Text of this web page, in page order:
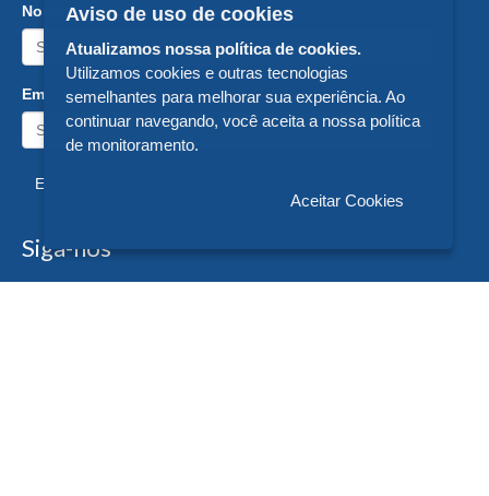
Nome:
Email:
Enviar
Siga-nos
Aviso de uso de cookies
Atualizamos nossa política de cookies.
Utilizamos cookies e outras tecnologias
semelhantes para melhorar sua experiência. Ao
continuar navegando, você aceita a nossa política
de monitoramento.
Aceitar Cookies